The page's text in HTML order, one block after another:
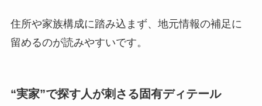
住所や家族構成に踏み込まず、地元情報の補足に
留めるのが読みやすいです。
“実家”で探す人が刺さる固有ディテール